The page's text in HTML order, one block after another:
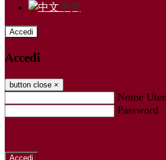
中文
Accedi
Accedi
button close ×
Nome
Password